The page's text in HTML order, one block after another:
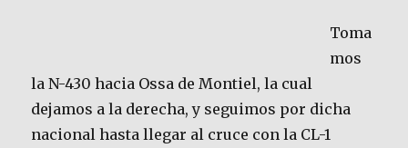
Toma
mos
la N-430 hacia Ossa de Montiel, la cual
dejamos a la derecha, y seguimos por dicha
nacional hasta llegar al cruce con la CL-1